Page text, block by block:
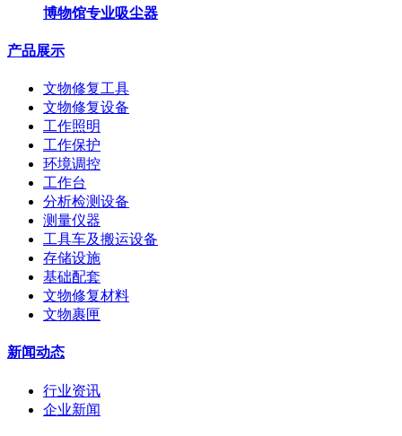
博物馆专业吸尘器
产品展示
文物修复工具
文物修复设备
工作照明
工作保护
环境调控
工作台
分析检测设备
测量仪器
工具车及搬运设备
存储设施
基础配套
文物修复材料
文物裹匣
新闻动态
行业资讯
企业新闻